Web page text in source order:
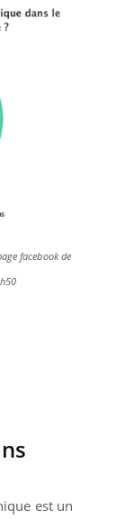
facebook de
est un